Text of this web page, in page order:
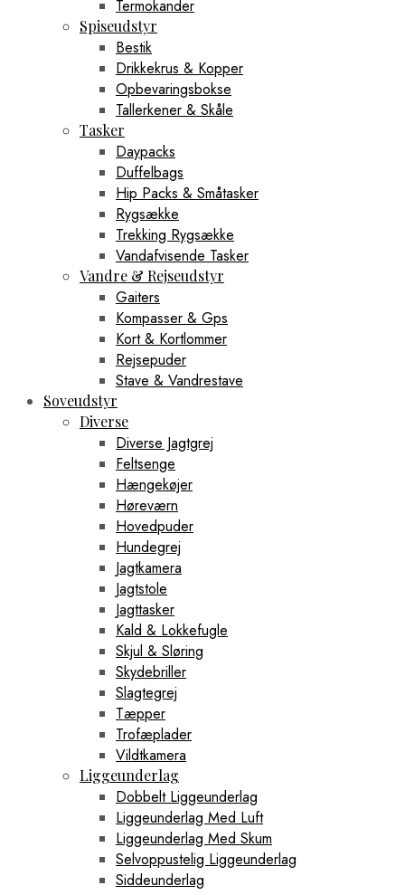
Termokander
Spiseudstyr
Bestik
Drikkekrus & Kopper
Opbevaringsbokse
Tallerkener & Skåle
Tasker
Daypacks
Duffelbags
Hip Packs & Småtasker
Rygsække
Trekking Rygsække
Vandafvisende Tasker
Vandre & Rejseudstyr
Gaiters
Kompasser & Gps
Kort & Kortlommer
Rejsepuder
Stave & Vandrestave
Soveudstyr
Diverse
Diverse Jagtgrej
Feltsenge
Hængekøjer
Høreværn
Hovedpuder
Hundegrej
Jagtkamera
Jagtstole
Jagttasker
Kald & Lokkefugle
Skjul & Sløring
Skydebriller
Slagtegrej
Tæpper
Trofæplader
Vildtkamera
Liggeunderlag
Dobbelt Liggeunderlag
Liggeunderlag Med Luft
Liggeunderlag Med Skum
Selvoppustelig Liggeunderlag
Siddeunderlag